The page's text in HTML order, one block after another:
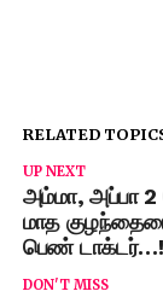
RELATED
UP NEXT
அம்மா, அப்பா 2
மாத
பெண் டாக்டர்…!
DON'T MISS